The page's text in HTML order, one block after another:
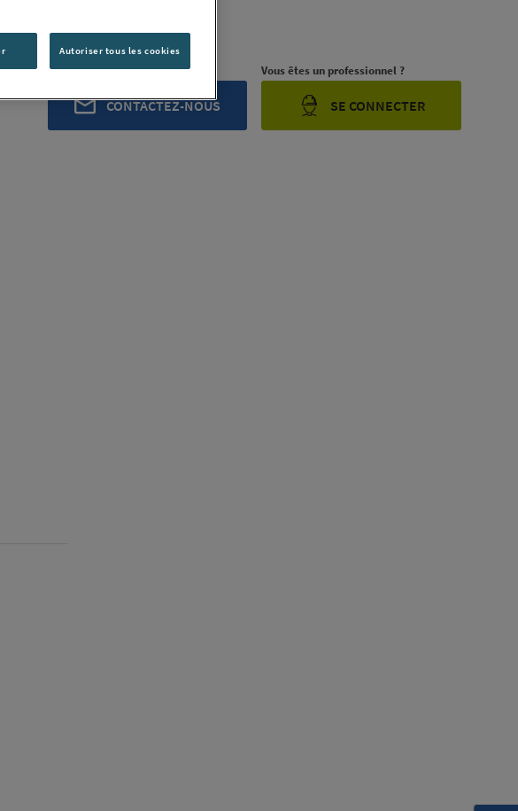
Voir la description complète
Vous avez un projet ?
CONTACTEZ-NOUS
Vous êtes un professionnel ?
SE CONNECTER
Autoriser tous les cookies